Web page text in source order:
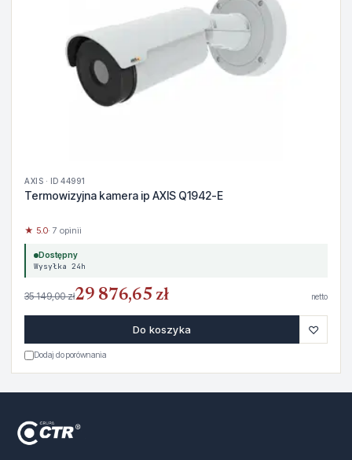
AXIS · ID 44991
Termowizyjna kamera ip AXIS Q1942-E
★ 5.0· 7 opinii
Dostępny
Wysyłka 24h
35 149,00 zł29 876,65 zł netto
Do koszyka ♡
Dodaj do porównania